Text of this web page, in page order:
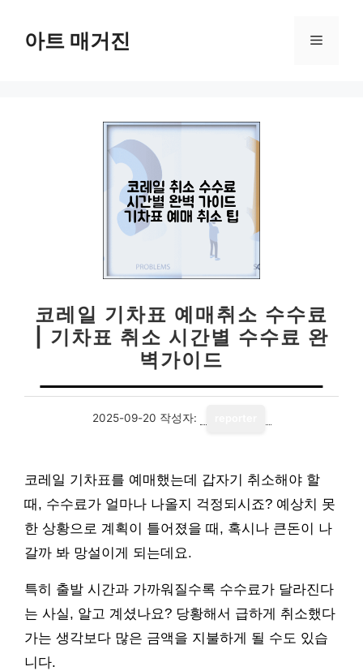
아트 매거진 메
코레일 기차표 예매취소 수수료
| 기차표 취소 시간별 수수료 완
벽가이드
2025-09-20 작성자:
코레일 기차표를 예매했는데 갑자기 취소해야 할
때, 수수료가 얼마나 나올지 걱정되시죠? 예상치 못
한 상황으로 계획이 틀어졌을 때, 혹시나 큰돈이 나
갈까 봐 망설이게 되는데요.
특히 출발 시간과 가까워질수록 수수료가 달라진다
는 사실, 알고 계셨나요? 당황해서 급하게 취소했다
가는 생각보다 많은 금액을 지불하게 될 수도 있습
니다.